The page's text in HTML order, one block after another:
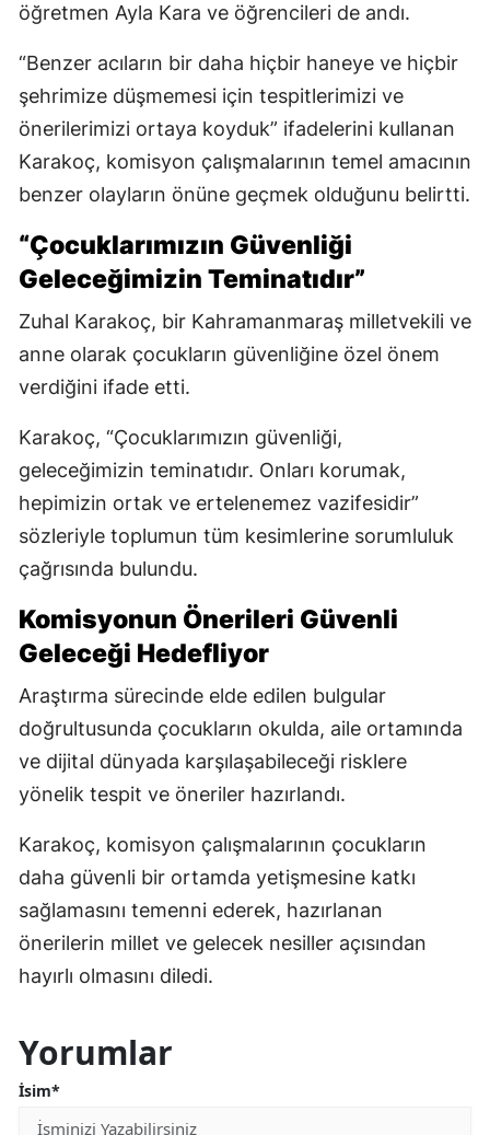
öğretmen Ayla Kara ve öğrencileri de andı.
“Benzer acıların bir daha hiçbir haneye ve hiçbir
şehrimize düşmemesi için tespitlerimizi ve
önerilerimizi ortaya koyduk” ifadelerini kullanan
Karakoç, komisyon çalışmalarının temel amacının
benzer olayların önüne geçmek olduğunu belirtti.
“Çocuklarımızın Güvenliği
Geleceğimizin Teminatıdır”
Zuhal Karakoç, bir Kahramanmaraş milletvekili ve
anne olarak çocukların güvenliğine özel önem
verdiğini ifade etti.
Karakoç, “Çocuklarımızın güvenliği,
geleceğimizin teminatıdır. Onları korumak,
hepimizin ortak ve ertelenemez vazifesidir”
sözleriyle toplumun tüm kesimlerine sorumluluk
çağrısında bulundu.
Komisyonun Önerileri Güvenli
Geleceği Hedefliyor
Araştırma sürecinde elde edilen bulgular
doğrultusunda çocukların okulda, aile ortamında
ve dijital dünyada karşılaşabileceği risklere
yönelik tespit ve öneriler hazırlandı.
Karakoç, komisyon çalışmalarının çocukların
daha güvenli bir ortamda yetişmesine katkı
sağlamasını temenni ederek, hazırlanan
önerilerin millet ve gelecek nesiller açısından
hayırlı olmasını diledi.
Yorumlar
İsim*